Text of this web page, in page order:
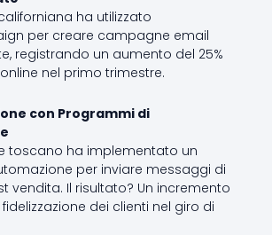
ha utilizzato
per creare campagne email
registrando un aumento del 25%
nel primo trimestre.
con Programmi di
toscano ha implementato un
per inviare messaggi di
vendita. Il risultato? Un incremento
dei clienti nel giro di